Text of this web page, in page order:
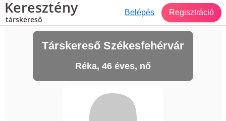
Keresztény
társkereső
Belépés Regisztráció
Társkereső Székesfehérvár
Réka, 46 éves, nő